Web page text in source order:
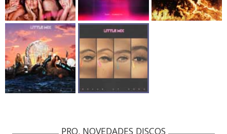
PRO. NOVEDADES DISCOS